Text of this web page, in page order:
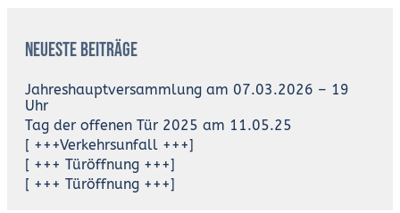
Neueste Beiträge
Jahreshauptversammlung am 07.03.2026 – 19
Uhr
Tag der offenen Tür 2025 am 11.05.25
[ +++Verkehrsunfall +++]
[ +++ Türöffnung +++]
[ +++ Türöffnung +++]